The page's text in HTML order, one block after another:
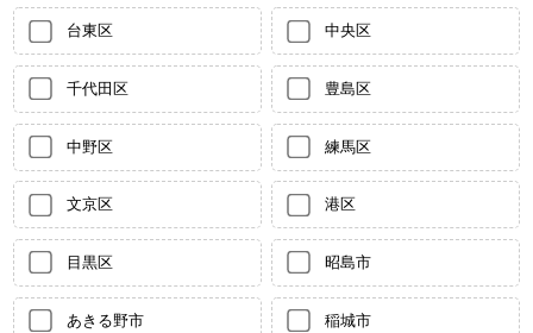
台東区 中央区
千代田区 豊島区
中野区 練馬区
文京区 港区
目黒区 昭島市
あきる野市 稲城市